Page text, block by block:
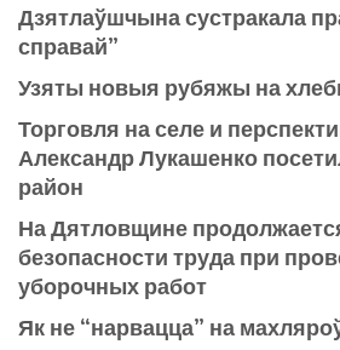
Дзятлаўшчына сустракала
справай”
Узяты новыя рубяжы на
Торговля на селе и
Александр Лукашенко
район
На Дятловщине
безопасности труда при
уборочных работ
Як не “нарвацца” на